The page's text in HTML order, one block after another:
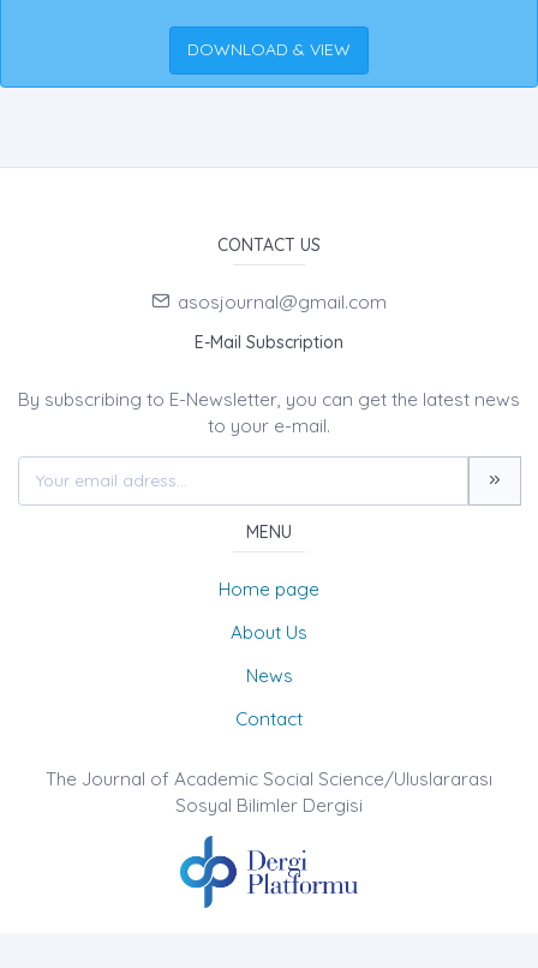
DOWNLOAD & VIEW
CONTACT US
asosjournal@gmail.com
E-Mail Subscription
By subscribing to E-Newsletter, you can get the latest news
to your e-mail.
MENU
Home page
About Us
News
Contact
The Journal of Academic Social Science/Uluslararası
Sosyal Bilimler Dergisi